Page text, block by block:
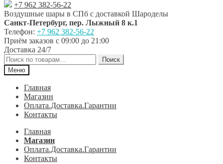
+7 962 382-56-22
Воздушные шары в СПб с доставкой Шароделы
Санкт-Петербург, пер. Лыжный 8 к.1
Телефон: +7 962 382-56-22
Приём заказов с 09:00 до 21:00
Доставка 24/7
Искать:
Поиск
Меню
Главная
Магазин
Оплата.Доставка.Гарантии
Контакты
Главная
Магазин
Оплата.Доставка.Гарантии
Контакты